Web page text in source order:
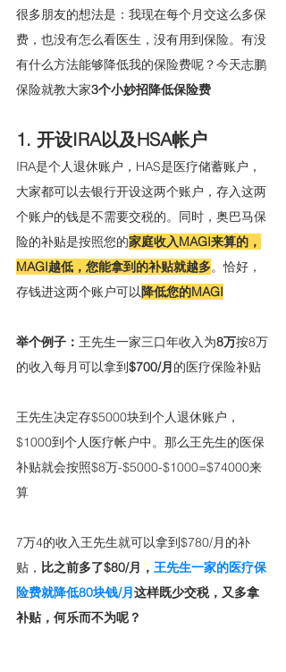
很多朋友的想法是：我现在每个月交这么多保
费，也没有怎么看医生，没有用到保险。有没
有什么方法能够降低我的保险费呢？今天志鹏
保险就教大家3个小妙招降低保险费
1. 开设IRA以及HSA帐户
IRA是个人退休账户，HAS是医疗储蓄账户，
大家都可以去银行开设这两个账户，存入这两
个账户的钱是不需要交税的。同时，奥巴马保
险的补贴是按照您的家庭收入MAGI来算的，
MAGI越低，您能拿到的补贴就越多。恰好，
存钱进这两个账户可以降低您的MAGI
举个例子： 王先生一家三口年收入为8万按8万
的收入每月可以拿到$700/月的医疗保险补贴
王先生决定存$5000块到个人退休账户，
$1000到个人医疗帐户中。那么王先生的医保
补贴就会按照$8万-$5000-$1000=$74000来
算
7万4的收入王先生就可以拿到$780/月的补
贴， 比之前多了$80/月， 王先生一家的医疗保
险费就降低80块钱/月这样既少交税，又多拿
补贴，何乐而不为呢？